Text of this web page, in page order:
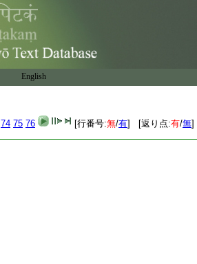
English
74 75 76 [行番号:無/有] [返り点:有/無]